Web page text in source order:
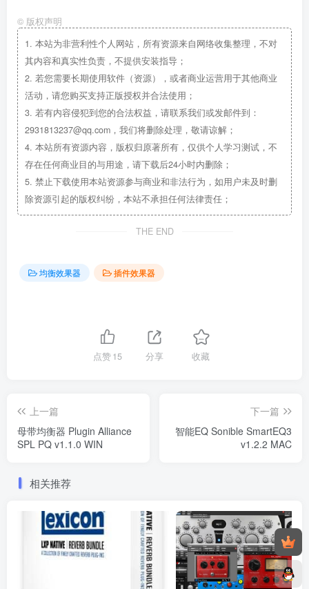
© 版权声明
1. 本站为非营利性个人网站，所有资源来自网络收集整理，不对
其内容和真实性负责，不提供安装指导；
2. 若您需要长期使用软件（资源），或者商业运营用于其他商业
活动，请您购买支持正版授权并合法使用；
3. 若有内容侵犯到您的合法权益，请联系我们或发邮件到：
2931813237@qq.com，我们将删除处理，敬请谅解；
4. 本站所有资源内容，版权归原著所有，仅供个人学习测试，不
存在任何商业目的与用途，请下载后24小时内删除；
5. 禁止下载使用本站资源参与商业和非法行为，如用户未及时删
除资源引起的版权纠纷，本站不承担任何法律责任；
THE END
均衡效果器 插件效果器
点赞15 分享 收藏
上一篇
母带均衡器 Plugin Alliance
SPL PQ v1.1.0 WIN
下一篇
智能EQ Sonible SmartEQ3
v1.2.2 MAC
相关推荐